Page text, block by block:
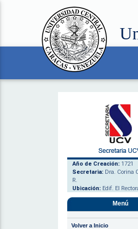
Año de Creación: 1721
Secretaria: Dra. Corina
R.
Ubicación: Edif. El
Menú
Volver a Inicio